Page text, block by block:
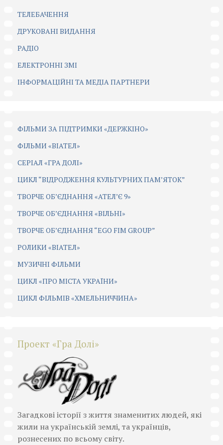
ТЕЛЕБАЧЕННЯ
ДРУКОВАНІ ВИДАННЯ
РАДІО
ЕЛЕКТРОННІ ЗМІ
ІНФОРМАЦІЙНІ ТА МЕДІА ПАРТНЕРИ
ФІЛЬМИ ЗА ПІДТРИМКИ «ДЕРЖКІНО»
ФІЛЬМИ «ВІАТЕЛ»
СЕРІАЛ «ГРА ДОЛІ»
ЦИКЛ “ВІДРОДЖЕННЯ КУЛЬТУРНИХ ПАМ’ЯТОК”
ТВОРЧЕ ОБ’ЄДНАННЯ «АТЕЛ’Є 9»
ТВОРЧЕ ОБ’ЄДНАННЯ «ВІЛЬНІ»
ТВОРЧЕ ОБ’ЄДНАННЯ “EGO FIM GROUP”
РОЛИКИ «ВІАТЕЛ»
МУЗИЧНІ ФІЛЬМИ
ЦИКЛ «ПРО МІСТА УКРАЇНИ»
ЦИКЛ ФІЛЬМІВ «ХМЕЛЬНИЧЧИНА»
Проект «Гра Долі»
Загадкові історії з життя знаменитих людей, які
жили на українській землі, та українців,
рознесених по всьому світу.